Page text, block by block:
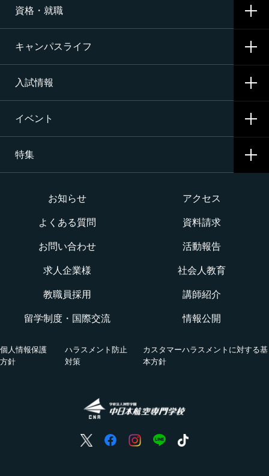
沿革
施設・設備
CNAの3つの学科
航空整備科
エアライン（ANA・JAL）整備士養成コース
二等航空整備士コース［ヘリコプタータービン専攻］
構造整備・製造コース
エアポートサービス科
グランドハンドリングコース
国際グランドハンドリング科
資格・就職
資格サポート・めざす資格
就職サポート・内定先
就職活動
キャンパスライフ
学校生活
寮生活
入試情報
入試要項・出願・会場
学費・奨学金・教育ローン
イベント
イベント一覧
イベントカレンダー
オープンキャンパス
航空教室
オンライン相談会
特集
大学か専門学校か
航空整備士になるには？
授業を動画チェック
活躍する卒業生
お知らせ アクセス
よくある質問 資料請求
お問い合わせ 活動報告
求人企業様 社会人教育
教職員採用 講師紹介
留学制度・国際交流 情報公開
個人情報保護
方針
ハラスメント防止
対策
カスタマーハラスメントに対する基
本方針